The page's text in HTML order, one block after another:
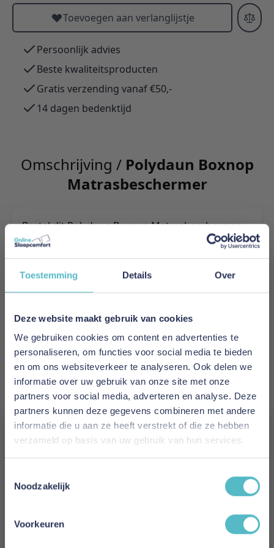
Toestemming Details Over
Deze website maakt gebruik van cookies
We gebruiken cookies om content en advertenties te
personaliseren, om functies voor social media te bieden
en om ons websiteverkeer te analyseren. Ook delen we
informatie over uw gebruik van onze site met onze
partners voor social media, adverteren en analyse. Deze
partners kunnen deze gegevens combineren met andere
informatie die u aan ze heeft verstrekt of die ze hebben
verzameld op basis van uw gebruik van hun services.
Noodzakelijk
Voorkeuren
Toevoegen aan verlanglijstje
Persoonlijk advies
Beste kwaliteitsproducten
Gratis verzending vanaf €50,-
14 dagen bedenktijd
Omschrijving / Polydaun Boxnop
Matrasbeschermer
Bestel dit Polydaun Boxnop Matrasbeschermer
bij www.snurky.nl. Polydaun biedt een ruim en
gevarieerd assortiment aan dekbedden,
hoofdkussens en beddengoed. Polydaun bestelt
u simpel en snel op www.snurky.nl. Voor vragen
opnemen met onze klantenservice via de mail,
www.snurky.nl!)
Meer informatie
Merk
Polydaun
1 tot 2 werkdagen
E-mail